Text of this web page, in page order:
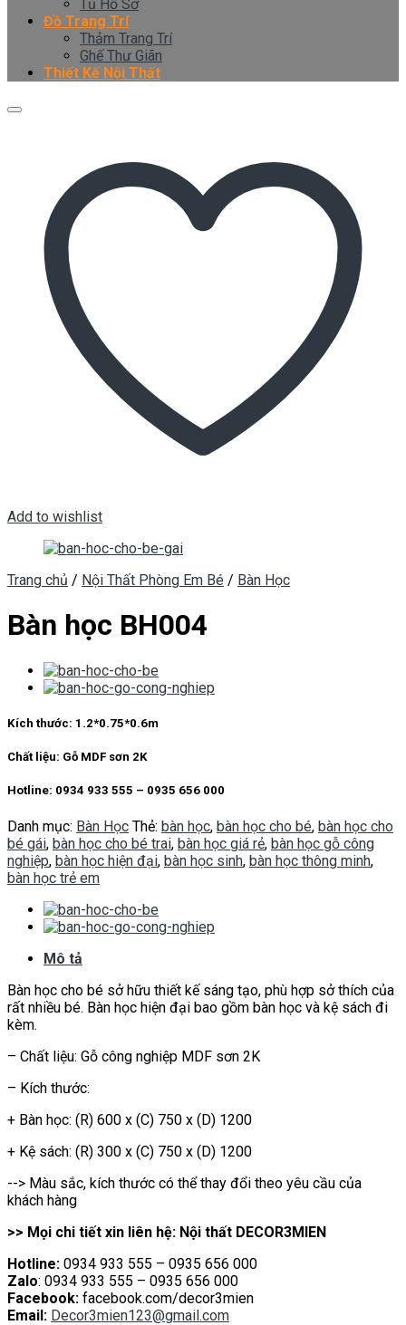
Tủ Hồ Sơ
Đồ Trang Trí
Thảm Trang Trí
Ghế Thư Giãn
Thiết Kế Nội Thất
Add to wishlist
Trang chủ / Nội Thất Phòng Em Bé / Bàn Học
Bàn học BH004
Kích thước: 1.2*0.75*0.6m
Chất liệu: Gỗ MDF sơn 2K
Hotline: 0934 933 555 – 0935 656 000
Danh mục: Bàn Học Thẻ: bàn học, bàn học cho bé, bàn học cho
bé gái, bàn học cho bé trai, bàn học giá rẻ, bàn học gỗ công
nghiệp, bàn học hiện đại, bàn học sinh, bàn học thông minh,
bàn học trẻ em
Mô tả
Bàn học cho bé sở hữu thiết kế sáng tạo, phù hợp sở thích của
rất nhiều bé. Bàn học hiện đại bao gồm bàn học và kệ sách đi
kèm.
– Chất liệu: Gỗ công nghiệp MDF sơn 2K
– Kích thước:
+ Bàn học: (R) 600 x (C) 750 x (D) 1200
+ Kệ sách: (R) 300 x (C) 750 x (D) 1200
--> Màu sắc, kích thước có thể thay đổi theo yêu cầu của
khách hàng
>> Mọi chi tiết xin liên hệ: Nội thất DECOR3MIEN
Hotline: 0934 933 555 – 0935 656 000
Zalo: 0934 933 555 – 0935 656 000
Facebook: facebook.com/decor3mien
Email: Decor3mien123@gmail.com